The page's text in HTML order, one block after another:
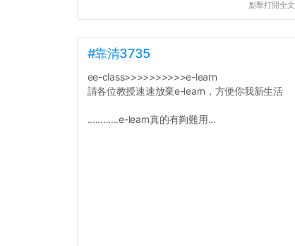
點擊打開全文
#靠清3735
ee-class>>>>>>>>>>e-learn
請各位教授速速放棄e-learn，方便你我新生活
............e-learn真的有夠難用...